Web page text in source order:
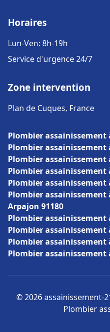
Horaires
Lun-Ven: 8h-19h
Service d'urgence 24/7
Zone intervention
Plan de Cuques, France
Plombier assainissement
Plombier assainissement
Plombier assainissement
Plombier assainissement
Plombier assainissement
Plombier assainissement
Arpajon 91180
Plombier assainissement
Plombier assainissement
Plombier assainissement
Plombier assainissement
© 2026 assainissement-
Plombier